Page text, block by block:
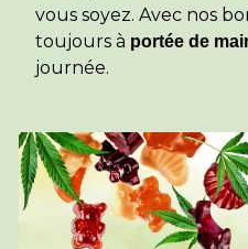
vous soyez. Avec nos
toujours à portée de
journée.